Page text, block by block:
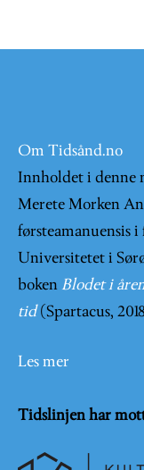
Om Tidsånd.no
Innholdet i denne
Merete Morken
førsteamanuensis
Universitetet i
boken Blodet i
tid (Spartacus,
Les mer
Tidslinjen har